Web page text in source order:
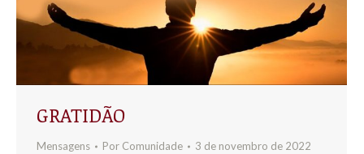
GRATIDÃO
Mensagens Por Comunidade 3 de novembro de 2022